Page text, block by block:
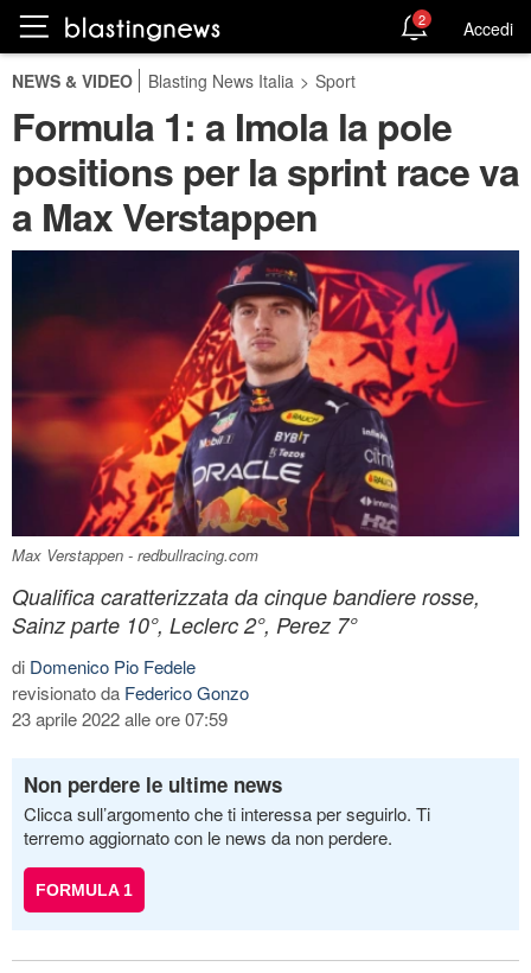
2 Accedi
NEWS & VIDEO Blasting News Italia > Sport
Formula 1: a Imola la pole
positions per la sprint race va
a Max Verstappen
Max Verstappen - redbullracing.com
Qualifica caratterizzata da cinque bandiere rosse,
Sainz parte 10°, Leclerc 2°, Perez 7°
di Domenico Pio Fedele
revisionato da Federico Gonzo
23 aprile 2022 alle ore 07:59
Non perdere le ultime news
Clicca sull’argomento che ti interessa per seguirlo. Ti
terremo aggiornato con le news da non perdere.
FORMULA 1